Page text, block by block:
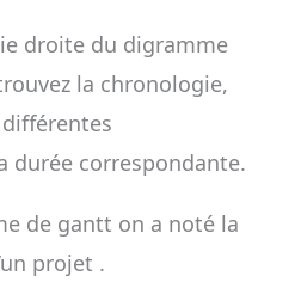
droite du digramme
la chronologie,
durée correspondante.
de gantt on a noté la
projet .